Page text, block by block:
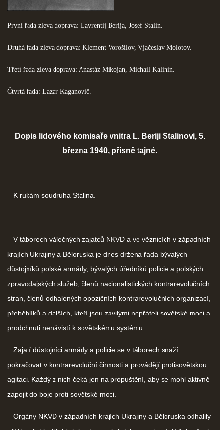
První řada zleva doprava: Lavrentij Berija, Josef Stalin.
Druhá řada zleva doprava: Klement Vorošilov, Vjačeslav Molotov.
Třetí řada zleva doprava: Anastáz Mikojan, Michail Kalinin.
Čtvrtá řada: Lazar Kaganovič.
Dopis lidového komisaře vnitra L. Beriji Stalinovi, 5.
března 1940, přísně tajné.
K rukám soudruha Stalina.
V táborech válečných zajatců NKVD a ve věznicích v západních
krajích Ukrajiny a Běloruska je dnes držena řada bývalých
důstojníků polské armády, bývalých úředníků policie a polských
zpravodajských služeb, členů nacionalistických kontrarevolučních
stran, členů odhalených opozičních kontrarevolučních organizací,
přeběhlíků a dalších, kteří jsou zavilými nepřáteli sovětské moci a
prodchnuti nenávistí k sovětskému systému.
Zajatí důstojníci armády a policie se v táborech snaží
pokračovat v kontrarevoluční činnosti a provádějí protisovětskou
agitaci. Každý z nich čeká jen na propuštění, aby se mohl aktivně
zapojit do boje proti sovětské moci.
Orgány NKVD v západních krajích Ukrajiny a Běloruska odhalily